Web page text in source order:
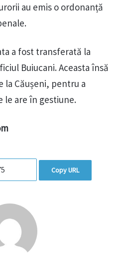
au emis o ordonanță
a fost transferată la
Buiucani. Aceasta însă
la Căușeni, pentru a
le are în gestiune.
Copy URL